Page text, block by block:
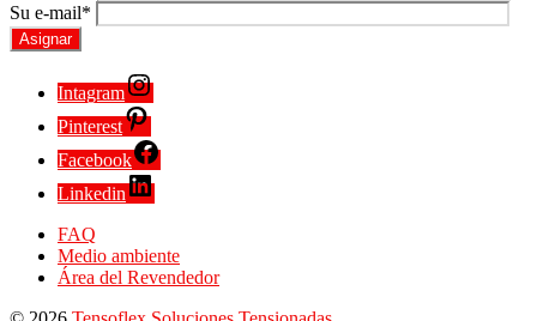
Su e-mail*
Intagram
Pinterest
Facebook
Linkedin
FAQ
Medio ambiente
Área del Revendedor